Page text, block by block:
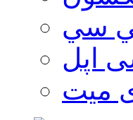
سي
اپل
میت